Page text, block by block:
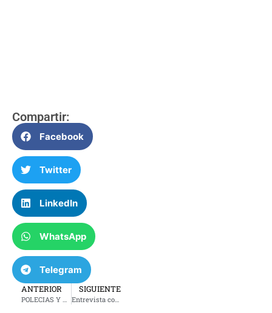
Compartir:
Facebook
Twitter
LinkedIn
WhatsApp
Telegram
ANTERIOR
POLECIAS Y BANDIDOS: JUEVES 15 DE ENERO DE 2025
SIGUIENTE
Entrevista con el Dr. Carlos Gomez-Meade: Claves para el cuidado y la salud de la piel